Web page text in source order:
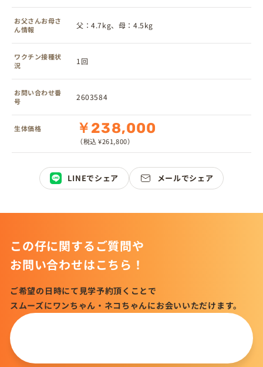
お父さんお母さ
ん情報
父：4.7kg、母：4.5kg
ワクチン接種状
況
1回
お問い合わせ番
号
2603584
生体価格 ￥238,000
（税込 ¥261,800）
LINEでシェア メールでシェア
この仔に関するご質問や
お問い合わせはこちら！
ご希望の日時にて見学予約頂くことで
スムーズにワンちゃん・ネコちゃんにお会いいただけます。